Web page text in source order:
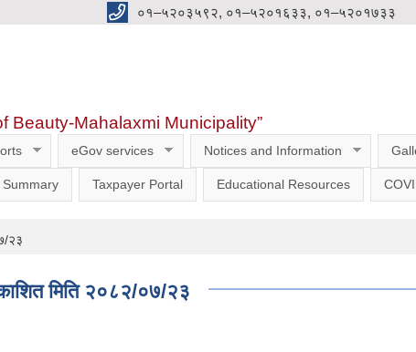
०१–५२०३५९२, ०१–५२०१६३३, ०१–५२०१७३३
Beauty-Mahalaxmi Municipality”
eGov services Notices and Information
Summary Taxpayer Portal Educational Resources
२३
मिति २०८२/०७/२३